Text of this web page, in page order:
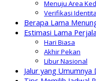
Menuju Area
Verifikasi
Berapa Lama
Estimasi Lama
Hari Biasa
Akhir Pekan
Libur Nasional
Jalur yang Umumnya